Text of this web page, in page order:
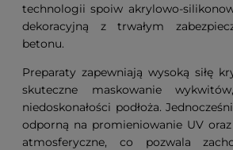
technologii spoiw akrylowo-
dekoracyjną z trwałym
betonu.
Preparaty zapewniają wysoką siłę
skuteczne maskowanie
niedoskonałości podłoża.
odporną na promieniowanie UV
atmosferyczne, co pozwala